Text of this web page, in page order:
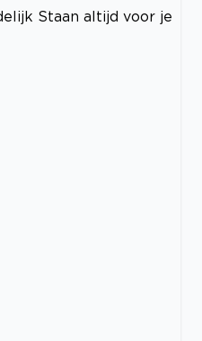
Staan altijd voor je